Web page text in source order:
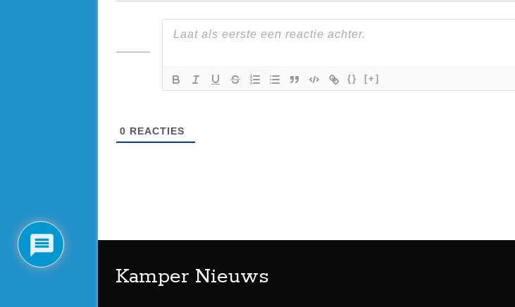
{} [+]
0 REACTIES
Kamper Nieuws